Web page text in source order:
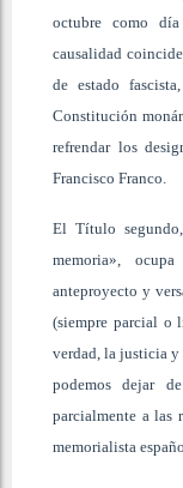
octubre como
causalidad
de estado
Constitución
refrendar los
Francisco Franco.
El Título
memoria»,
anteproyecto y
(siempre parcial o
verdad, la justicia y
podemos dejar
parcialmente a las
memorialista